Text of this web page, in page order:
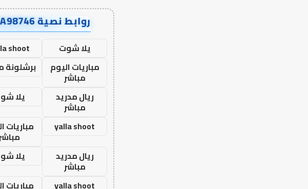
روابط نصية AA98746
يلا شوت
shoot
مباريات اليوم
مباشر
برشلونة
ريال مدريد
مباشر
يلا
yalla shoot
مباريات
ريال مدريد
مباشر
يلا
yalla shoot
مباريات